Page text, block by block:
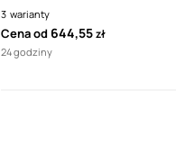
bitumicznym
3 warianty
Cena od 644,55zł
24 godziny